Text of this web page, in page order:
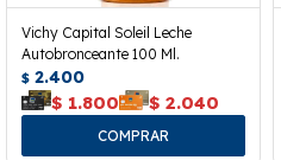
Vichy Capital Soleil Leche
Autobronceante 100 Ml.
$ 2.400
$ 1.800 $ 2.040